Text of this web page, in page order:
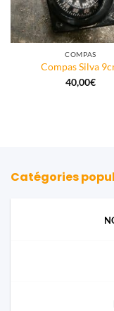
COMPAS
Compas Silva
40,00€
Catégories